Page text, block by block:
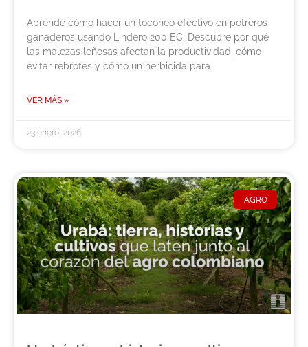
Aprende cómo hacer un toconeo efectivo en potreros
ganaderos usando Lindero 200 EC. Descubre por qué
las malezas leñosas afectan la productividad, cómo
evitar rebrotes y cómo un herbicida para
VER MÁS »
23 enero, 2026
AGRO